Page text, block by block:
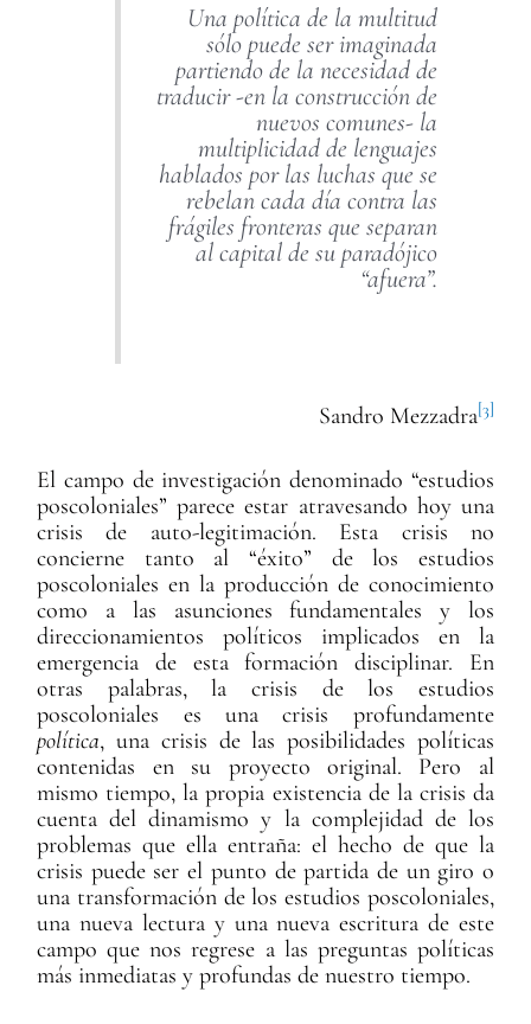
Una política de la multitud
sólo puede ser imaginada
partiendo de la necesidad de
traducir -en la construcción de
nuevos comunes- la
multiplicidad de lenguajes
hablados por las luchas que se
rebelan cada día contra las
frágiles fronteras que separan
al capital de su paradójico
“afuera”.
Sandro Mezzadra[3]
El campo de investigación denominado “estudios
poscoloniales” parece estar atravesando hoy una
crisis de auto-legitimación. Esta crisis no
concierne tanto al “éxito” de los estudios
poscoloniales en la producción de conocimiento
como a las asunciones fundamentales y los
direccionamientos políticos implicados en la
emergencia de esta formación disciplinar. En
otras palabras, la crisis de los estudios
poscoloniales es una crisis profundamente
política, una crisis de las posibilidades políticas
contenidas en su proyecto original. Pero al
mismo tiempo, la propia existencia de la crisis da
cuenta del dinamismo y la complejidad de los
problemas que ella entraña: el hecho de que la
crisis puede ser el punto de partida de un giro o
una transformación de los estudios poscoloniales,
una nueva lectura y una nueva escritura de este
campo que nos regrese a las preguntas políticas
más inmediatas y profundas de nuestro tiempo.